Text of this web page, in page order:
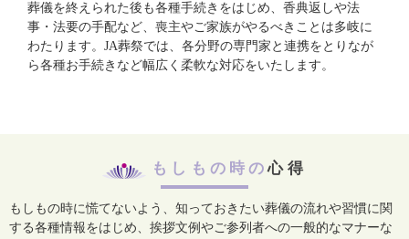
葬儀を終えられた後も各種手続きをはじめ、香典返しや法
事・法要の手配など、喪主やご家族がやるべきことは多岐に
わたります。JA葬祭では、各分野の専門家と連携をとりなが
ら各種お手続きなど幅広く柔軟な対応をいたします。
もしもの時の心得
もしもの時に慌てないよう、知っておきたい葬儀の流れや習慣に関
する各種情報をはじめ、 挨拶文例やご参列者への一般的なマナーな